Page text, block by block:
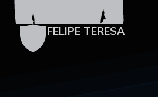
FELIPE TERESA